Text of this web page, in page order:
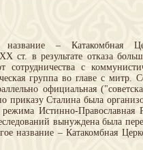
– Катакомбная
ст. в результате отказа
сотрудничества с
группа во главе с митр.
официальная
приказу Сталина была
Истинно-Православная
вынуждена была
название – Катакомбная